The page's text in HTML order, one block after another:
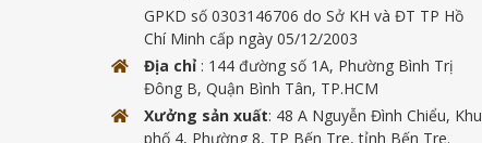
GPKD số 0303146706 do Sở KH và ĐT TP Hồ
Chí Minh cấp ngày 05/12/2003
Địa chỉ : 144 đường số 1A, Phường Bình Trị
Đông B, Quận Bình Tân, TP.HCM
Xưởng sản xuất: 48 A Nguyễn Đình Chiểu, Khu
phố 4, Phường 8, TP Bến Tre, tỉnh Bến Tre.